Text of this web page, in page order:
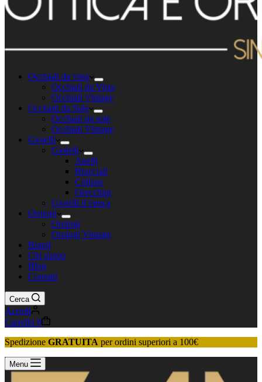
Occhiali da vista
Occhiali da Vista
Occhiali Vintage
Occhiali da Sole
Occhiali da sole
Occhiali Vintage
Gioielli
Gioielli
Anelli
Bracciali
Collane
Orecchini
Gioielli d’epoca
Orologi
Orologi
Orologi Vintage
Brand
Chi siamo
Blog
Contatti
Cerca
Accedi
Carrello 0
Spedizione GRATUITA per ordini superiori a 100€
Menu